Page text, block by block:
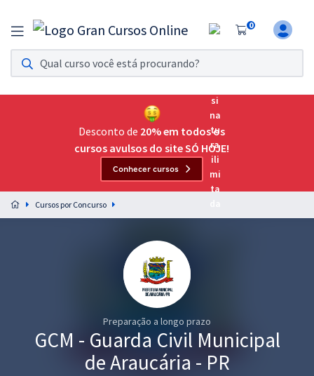
0
Assinatura Ilimitada 11
Acesso a todos os cursos. Teste grátis por 7 dias!
Assinatura OAB Até Passar
Acesso ilimitado a toda preparação para o Exame da
Preparação completa e intensiva para as principais
residências em saúde do Brasil
Desconto de 20% em todos os
cursos avulsos do site SÓ HOJE!
Conhecer cursos
Cursos por Concurso
Preparação a longo prazo
GCM - Guarda Civil Municipal
de Araucária - PR